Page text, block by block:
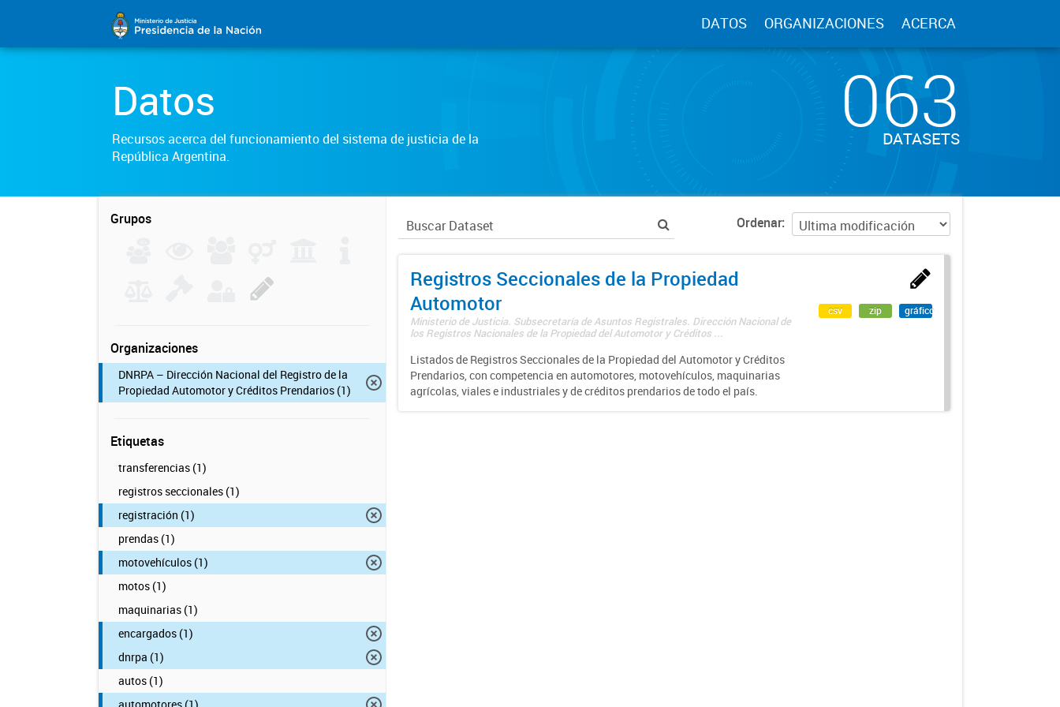
DATOS ORGANIZACIONES ACERCA
Datos
Recursos acerca del funcionamiento del sistema de justicia de la
República Argentina.
063
DATASETS
Grupos
Organizaciones
DNRPA – Dirección Nacional del Registro de la
Propiedad Automotor y Créditos Prendarios (1)
Etiquetas
transferencias (1)
registros seccionales (1)
registración (1)
prendas (1)
motovehículos (1)
motos (1)
maquinarias (1)
encargados (1)
dnrpa (1)
autos (1)
Ordenar
Registros Seccionales de la Propiedad
Automotor
Ministerio de Justicia. Subsecretaría de Asuntos Registrales. Dirección Nacional de
los Registros Nacionales de la Propiedad del Automotor y Créditos ...
Listados de Registros Seccionales de la Propiedad del Automotor y Créditos
Prendarios, con competencia en automotores, motovehículos, maquinarias
agrícolas, viales e industriales y de créditos prendarios de todo el país.
csv zip gráfico